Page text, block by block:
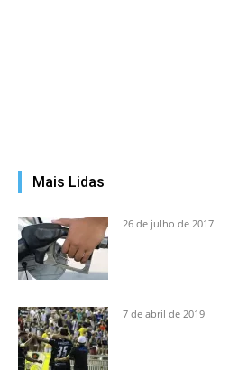
Mais Lidas
26 de julho de 2017
7 de abril de 2019